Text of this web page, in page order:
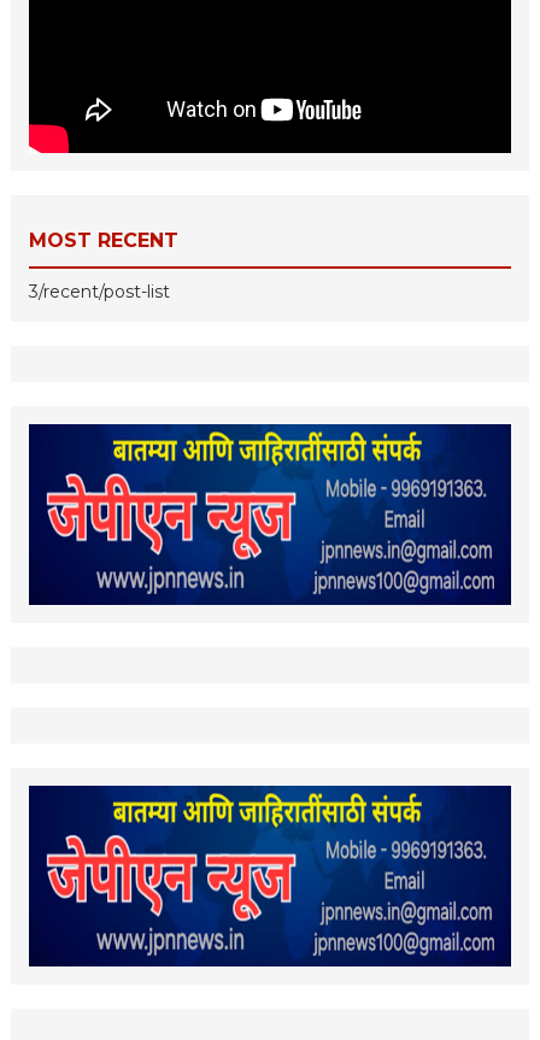
MOST RECENT
3/recent/post-list